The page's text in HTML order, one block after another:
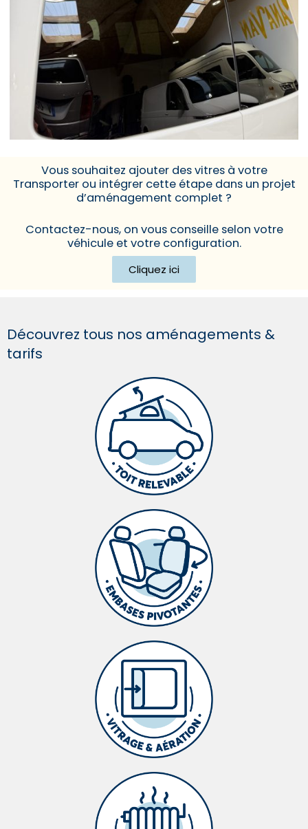
Vous souhaitez ajouter des vitres à votre
Transporter ou intégrer cette étape dans un projet
d’aménagement complet ?
Contactez-nous, on vous conseille selon votre
véhicule et votre configuration.
Cliquez ici
Découvrez tous nos aménagements &
tarifs